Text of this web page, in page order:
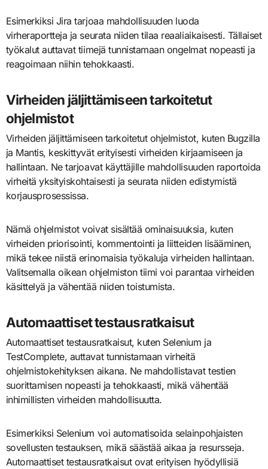
Esimerkiksi Jira tarjoaa mahdollisuuden luoda
virheraportteja ja seurata niiden tilaa reaaliaikaisesti. Tällaiset
työkalut auttavat tiimejä tunnistamaan ongelmat nopeasti ja
reagoimaan niihin tehokkaasti.
Virheiden jäljittämiseen tarkoitetut
ohjelmistot
Virheiden jäljittämiseen tarkoitetut ohjelmistot, kuten Bugzilla
ja Mantis, keskittyvät erityisesti virheiden kirjaamiseen ja
hallintaan. Ne tarjoavat käyttäjille mahdollisuuden raportoida
virheitä yksityiskohtaisesti ja seurata niiden edistymistä
korjausprosessissa.
Nämä ohjelmistot voivat sisältää ominaisuuksia, kuten
virheiden priorisointi, kommentointi ja liitteiden lisääminen,
mikä tekee niistä erinomaisia työkaluja virheiden hallintaan.
Valitsemalla oikean ohjelmiston tiimi voi parantaa virheiden
käsittelyä ja vähentää niiden toistumista.
Automaattiset testausratkaisut
Automaattiset testausratkaisut, kuten Selenium ja
TestComplete, auttavat tunnistamaan virheitä
ohjelmistokehityksen aikana. Ne mahdollistavat testien
suorittamisen nopeasti ja tehokkaasti, mikä vähentää
inhimillisten virheiden mahdollisuutta.
Esimerkiksi Selenium voi automatisoida selainpohjaisten
sovellusten testauksen, mikä säästää aikaa ja resursseja.
Automaattiset testausratkaisut ovat erityisen hyödyllisiä